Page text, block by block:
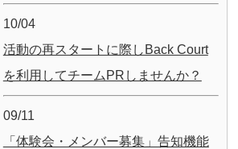
10/04
活動の再スタートに際しBack Court
を利用してチームPRしませんか？
09/11
「体験会・メンバー募集」告知機能